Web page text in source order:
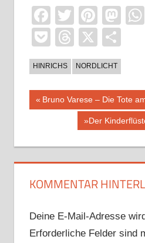
Facebook
Twitter
PocketThreads
X
HINRICHS NORDLICHT
Vorheriger
Bruno Varese – Die Tote
Nächster
»Der
KOMMENTAR
Deine E-Mail-Adresse
Erforderliche Felder sind